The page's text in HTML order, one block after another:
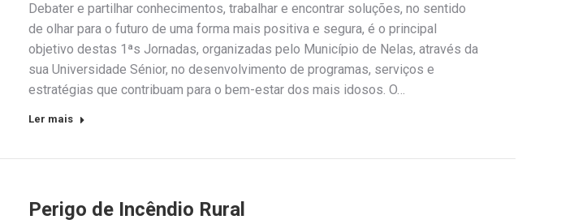
Debater e partilhar conhecimentos, trabalhar e encontrar soluções, no sentido
de olhar para o futuro de uma forma mais positiva e segura, é o principal
objetivo destas 1ªs Jornadas, organizadas pelo Município de Nelas, através da
sua Universidade Sénior, no desenvolvimento de programas, serviços e
estratégias que contribuam para o bem-estar dos mais idosos. O…
Ler mais
Perigo de Incêndio Rural